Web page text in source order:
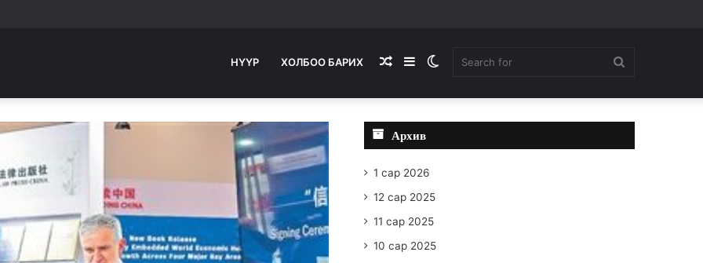
НҮҮР ХОЛБОО БАРИХ Switch
Sidebar
Random
Article
Архив
1 сар 2026
12 сар 2025
11 сар 2025
10 сар 2025